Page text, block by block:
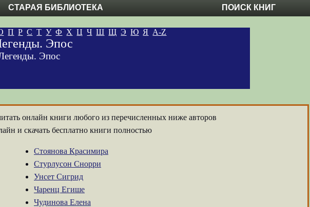
СТАРАЯ БИБЛИОТЕКА ПОИСК КНИГ
П Р С Т У Ф Х Ц Ч Ш Щ Э Ю Я A-Z
Эпос
Эпос
онлайн книги любого из перечисленных ниже авторов
и скачать бесплатно книги полностью
Стоянова Красимира
Стурлусон Снорри
Унсет Сигрид
Чаренц Егише
Чудинова Елена